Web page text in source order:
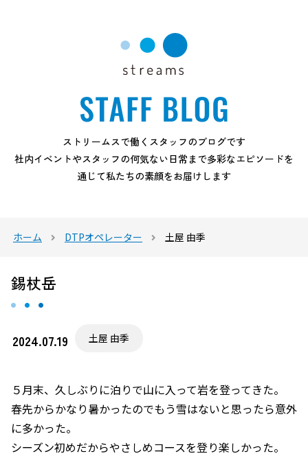
ストリームスで働くスタッフのブログです
社内イベントやスタッフの何気ない日常まで多彩なエピソードを
通じて私たちの素顔をお届けします
ホーム DTPオペレーター 土屋 由季
錫杖岳
2024.07.19 土屋 由季
５月末、久しぶりに泊りで山に入って岩を登ってきた。
春先からかなり暑かったのでもう雪はないと思ったら意外
に多かった。
シーズン初めだからやさしめコースを登り楽しかった。